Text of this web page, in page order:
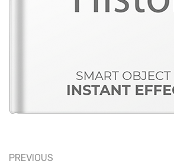
PREVIOUS